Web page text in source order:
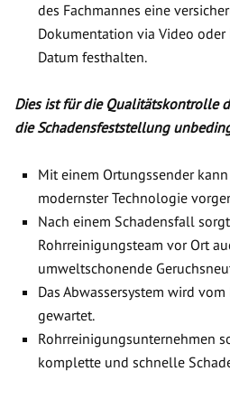
des Fachmannes eine
Dokumentation via Video
Datum festhalten.
Dies ist für die Qualitätskontrolle
die Schadensfeststellung
Mit einem Ortungssender
modernster Technologie
Nach einem Schadensfall
Rohrreinigungsteam vor Ort
umweltschonende
Das Abwassersystem wird
gewartet.
Rohrreinigungsunternehmen
komplette und schnelle